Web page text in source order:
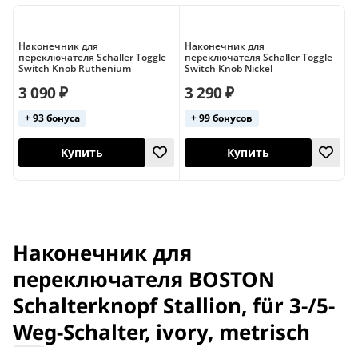
Наконечник для
переключателя Schaller Toggle
Switch Knob Ruthenium
3 090 ₽
+ 93 бонуса
Наконечник для
переключателя Schaller Toggle
Switch Knob Nickel
3 290 ₽
+ 99 бонусов
Наконечник для
переключателя BOSTON
Schalterknopf Stallion, für 3-/5-
Weg-Schalter, ivory, metrisch